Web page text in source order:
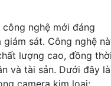
nghệ mới đáng
sát. Công nghệ
lượng cao, đồng
và tài sản. Dưới đây là